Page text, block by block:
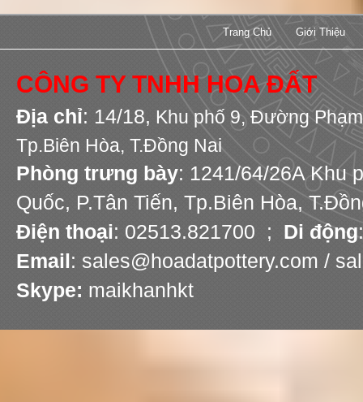
Trang Chủ Giới Thiệu
CÔNG TY TNHH HOA ĐẤT
Địa chỉ: 14/18, Khu phố 9,Đường Phạm
Tp.Biên Hòa, T.Đồng Nai
Phòng trưng bày: 1241/64/26A Khu
Quốc, P.Tân Tiến, Tp.Biên Hòa,
Điện thoại: 02513.821700 ; Di động
Email: sales@hoadatpottery.com /
Skype: maikhanhkt